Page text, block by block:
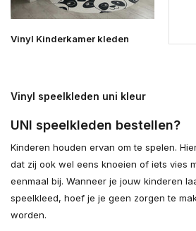
Vinyl Kinderkamer kleden
Vinyl speelkleden uni kleur
UNI speelkleden bestellen?
Kinderen houden ervan om te spelen.
dat zij ook wel eens knoeien of iets vies
eenmaal bij. Wanneer je jouw kinderen
speelkleed, hoef je je geen zorgen te
worden.